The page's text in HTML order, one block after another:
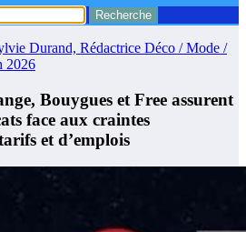
Durand, Rédactrice Déco / Mode /
2026
Bouygues et Free assurent
face aux craintes
et d’emplois